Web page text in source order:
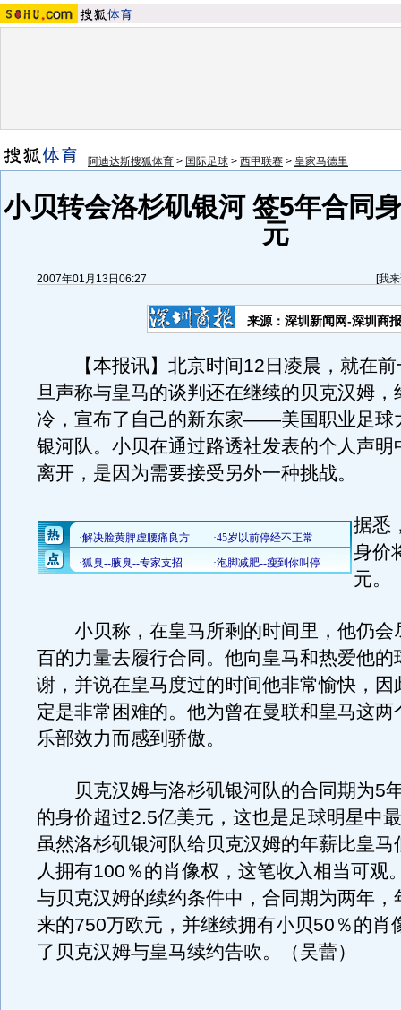
阿迪达斯搜狐体育 > 国际足球 > 西甲联赛 > 皇家马德里
小贝转会洛杉矶银河 签5年合同
元
2007年01月13日06:27 [我
来源：深圳新闻网-深圳商报
【本报讯】北京时间12日凌晨，就在前
旦声称与皇马的谈判还在继续的贝克汉姆，
冷，宣布了自己的新东家——美国职业足球
银河队。小贝在通过路透社发表的个人声明
离开，是因为需要接受另外一种挑战。
据悉
身价
元。
小贝称，在皇马所剩的时间里，他仍会
百的力量去履行合同。他向皇马和热爱他的
谢，并说在皇马度过的时间他非常愉快，因
定是非常困难的。他为曾在曼联和皇马这两
乐部效力而感到骄傲。
贝克汉姆与洛杉矶银河队的合同期为5
的身价超过2.5亿美元，这也是足球明星中
虽然洛杉矶银河队给贝克汉姆的年薪比皇马
人拥有100％的肖像权，这笔收入相当可观
与贝克汉姆的续约条件中，合同期为两年，
来的750万欧元，并继续拥有小贝50％的肖
了贝克汉姆与皇马续约告吹。（吴蕾）